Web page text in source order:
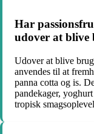
Har
udover at
Udover at blive
anvendes til at
panna cotta og is.
pandekager,
tropisk